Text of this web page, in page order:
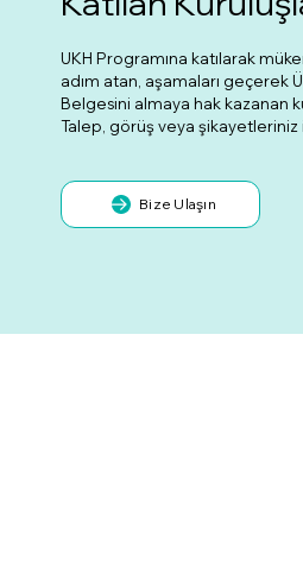
UKH Programına katılarak
adım atan, aşamaları geçerek
Belgesini almaya hak kazanan
Talep, görüş veya şikayetleriniz
Bize Ulaşın